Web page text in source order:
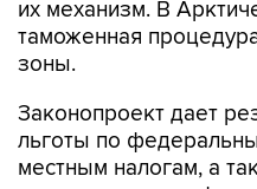
их механизм. В
таможенная
зоны.
Законопроект дает
льготы по
местным налогам, а